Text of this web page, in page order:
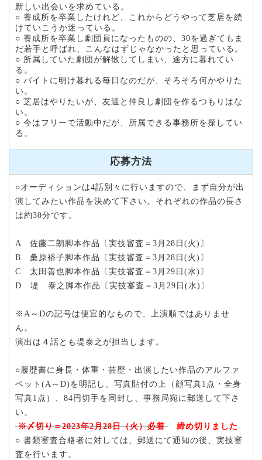
新しい出会いを求めている。
○ 養成所を卒業したけれど、これからどうやって芝居を続
けていこうか迷っている。
○ 養成所を卒業し劇団員になったものの、30を過ぎてもま
だ若手と呼ばれ、こんなはずじゃなかったと思っている。
○ 所属していた劇団が解散してしまい、途方に暮れてい
る。
○ バイトに明け暮れる毎日なのだが、そろそろ何かやりた
い。
○ 芝居はやりたいが、友達と仲良し劇団を作るつもりはな
い。
○ 今はフリーで活動中だが、所属できる事務所を探してい
る。
応募方法
○オーディションは4話別々に行いますので、まず自分が出
演してみたい作品を決めて下さい。それぞれの作品の長さ
は約30分です。
A 佐藤二朗脚本作品〔実技審査＝3月28日(火)〕
B 桑原裕子脚本作品〔実技審査＝3月28日(火)〕
C 太田善也脚本作品〔実技審査＝3月29日(水)〕
D 堤 泰之脚本作品〔実技審査＝3月29日(水)〕
※A～Dの記号は便宜的なもので、上演順ではありませ
ん。
演出は４話とも堤泰之が担当します。
○履歴書に身長・体重・芸歴・出演したい作品のアルファ
ベット(A～D)を明記し、写真貼付の上（顔写真1点・全身
写真1点）、84円切手を同封し、事務局宛に郵送して下さ
い。
※〆切り＝2023年2月28日（火）必着 締め切りました
○ 書類審査合格者に対しては、郵送にて通知の後、実技審
査を行います。